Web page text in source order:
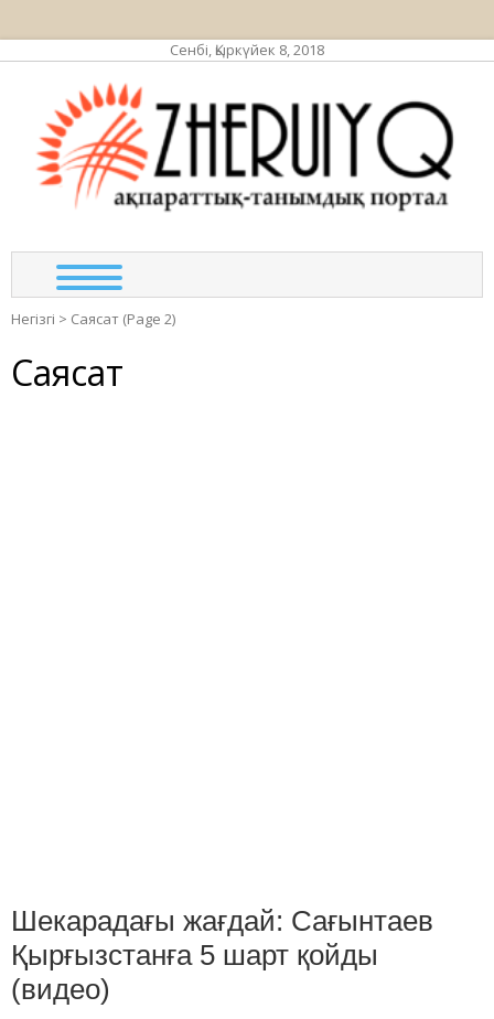
Сенбі, Қыркүйек 8, 2018
Негізгі > Саясат (Page 2)
Саясат
Шекарадағы жағдай: Сағынтаев
Қырғызстанға 5 шарт қойды
(видео)